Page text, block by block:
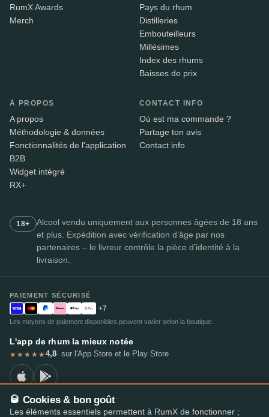
RumX Awards
Merch
Pays du rhum
Distilleries
Embouteilleurs
Millésimes
Index des rhums
Baisses de prix
À PROPOS
A propos
Méthodologie & données
Fonctionnalités de l'application
B2B
Widget intégré
RX+
CONTACT INFO
Où est ma commande ?
Partage ton avis
Contact info
18+
Alcool vendu uniquement aux personnes âgées de 18 ans
et plus. Expédition avec vérification d’âge par nos
partenaires – le livreur contrôle la pièce d’identité à la
livraison.
PAIEMENT SÉCURISÉ
+7
Les moyens de paiement disponibles peuvent varier selon la boutique.
L'app de rhum la mieux notée
★★★★★4,8· sur l'App Store et le Play Store
🥃 Cookies & bon goût
Les éléments essentiels permettent à RumX de fonctionner ;